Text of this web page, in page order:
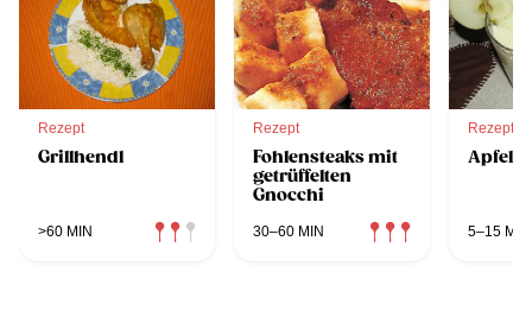
Rezept
Grillhendl
>60 MIN
Rezept
Fohlensteaks mit
getrüffelten
Gnocchi
30–60 MIN
Rezept
5–15 MIN